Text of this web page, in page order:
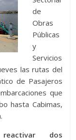
de
Obras
Públicas
y
Servicios
las rutas del
de Pasajeros
que
hasta Cabimas,
dos